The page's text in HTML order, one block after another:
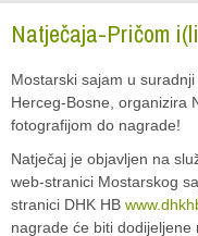
Natječaja-Pričom
Mostarski sajam u
Herceg-Bosne, organizira
fotografijom do nagrade!
Natječaj je objavljen na
web-stranici Mostarskog
stranici DHK HB
nagrade će biti